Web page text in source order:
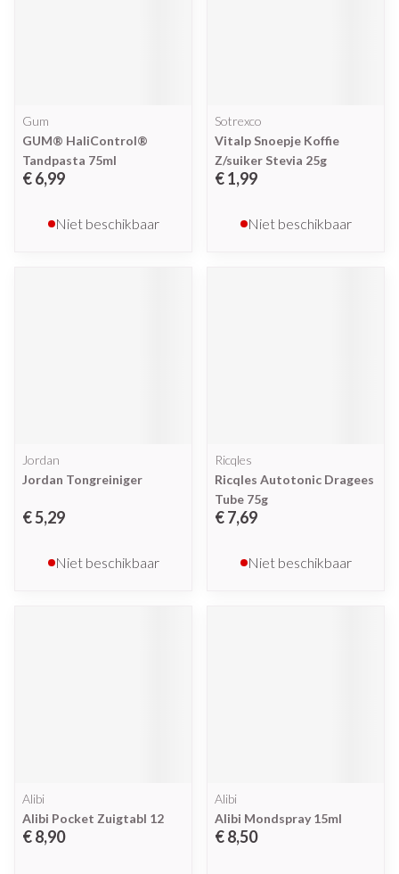
Gum
GUM® HaliControl®
Tandpasta 75ml
€ 6,99
Niet beschikbaar
Sotrexco
Vitalp Snoepje Koffie
Z/suiker Stevia 25g
€ 1,99
Niet beschikbaar
Jordan
Jordan Tongreiniger
€ 5,29
Niet beschikbaar
Ricqles
Ricqles Autotonic Dragees
Tube 75g
€ 7,69
Niet beschikbaar
Alibi
Alibi Pocket Zuigtabl 12
€ 8,90
Alibi
Alibi Mondspray 15ml
€ 8,50